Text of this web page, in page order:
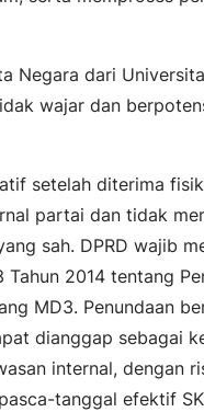
Negara dari
wajar dan
setelah diterima
partai dan tidak
sah. DPRD wajib
2014 tentang
MD3. Penundaan
dianggap sebagai
internal, dengan
tanggal efektif